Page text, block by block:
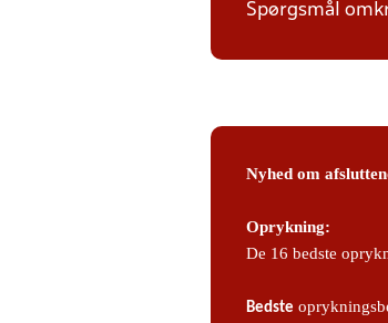
Spørgsmål
Nyhed om
Oprykning:
De 16 bedste
Bedste